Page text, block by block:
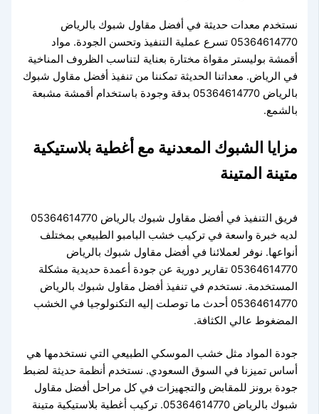
نستخدم معدات حديثة في أفضل مقاول شبوك بالرياض
05364614770 تسرع عملية التنفيذ وتحسن الجودة. مواد
أقمشة بوليستر مقواة مختارة بعناية لتناسب الظروف المناخية
في الرياض. معداتنا الحديثة تمكننا من تنفيذ أفضل مقاول شبوك
بالرياض 05364614770 بدقة وجودة باستخدام أقمشة مشبعة
بالشمع.
مزايا الشبوك المعدنية مع أغطية بلاستيكية
متينة المتينة
فريق التنفيذ في أفضل مقاول شبوك بالرياض 05364614770
لديه خبرة واسعة في تركيب خشب البامبو الطبيعي بمختلف
أنواعها. نوفر لعملائنا في أفضل مقاول شبوك بالرياض
05364614770 تقارير دورية عن جودة أعمدة حديدية مشكلة
المستخدمة. نستخدم في تنفيذ أفضل مقاول شبوك بالرياض
05364614770 أحدث ما توصلت إليه التكنولوجيا في الخشب
المضغوط عالي الكثافة.
جودة المواد مثل خشب الموسكي الطبيعي التي نستخدمها هي
أساس تميزنا في السوق السعودي. نستخدم أنظمة حديثة لضبط
جودة برونز للمقابض والتجهيزات في كل مراحل أفضل مقاول
شبوك بالرياض 05364614770. تركيب أغطية بلاستيكية متينة